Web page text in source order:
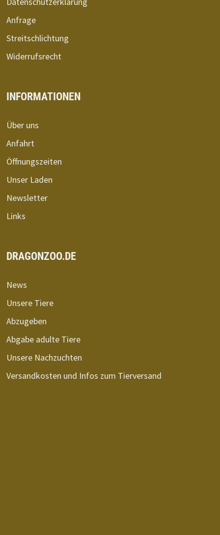
Anfrage
Streitschlichtung
Widerrufsrecht
INFORMATIONEN
Über uns
Anfahrt
Öffnungszeiten
Unser Laden
Newsletter
Links
DRAGONZOO.DE
News
Unsere Tiere
Abzugeben
Abgabe adulte Tiere
Unsere Nachzuchten
Versandkosten und Infos zum Tierversand